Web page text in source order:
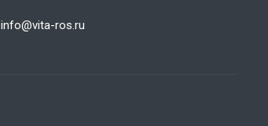
info@vita-ros.ru